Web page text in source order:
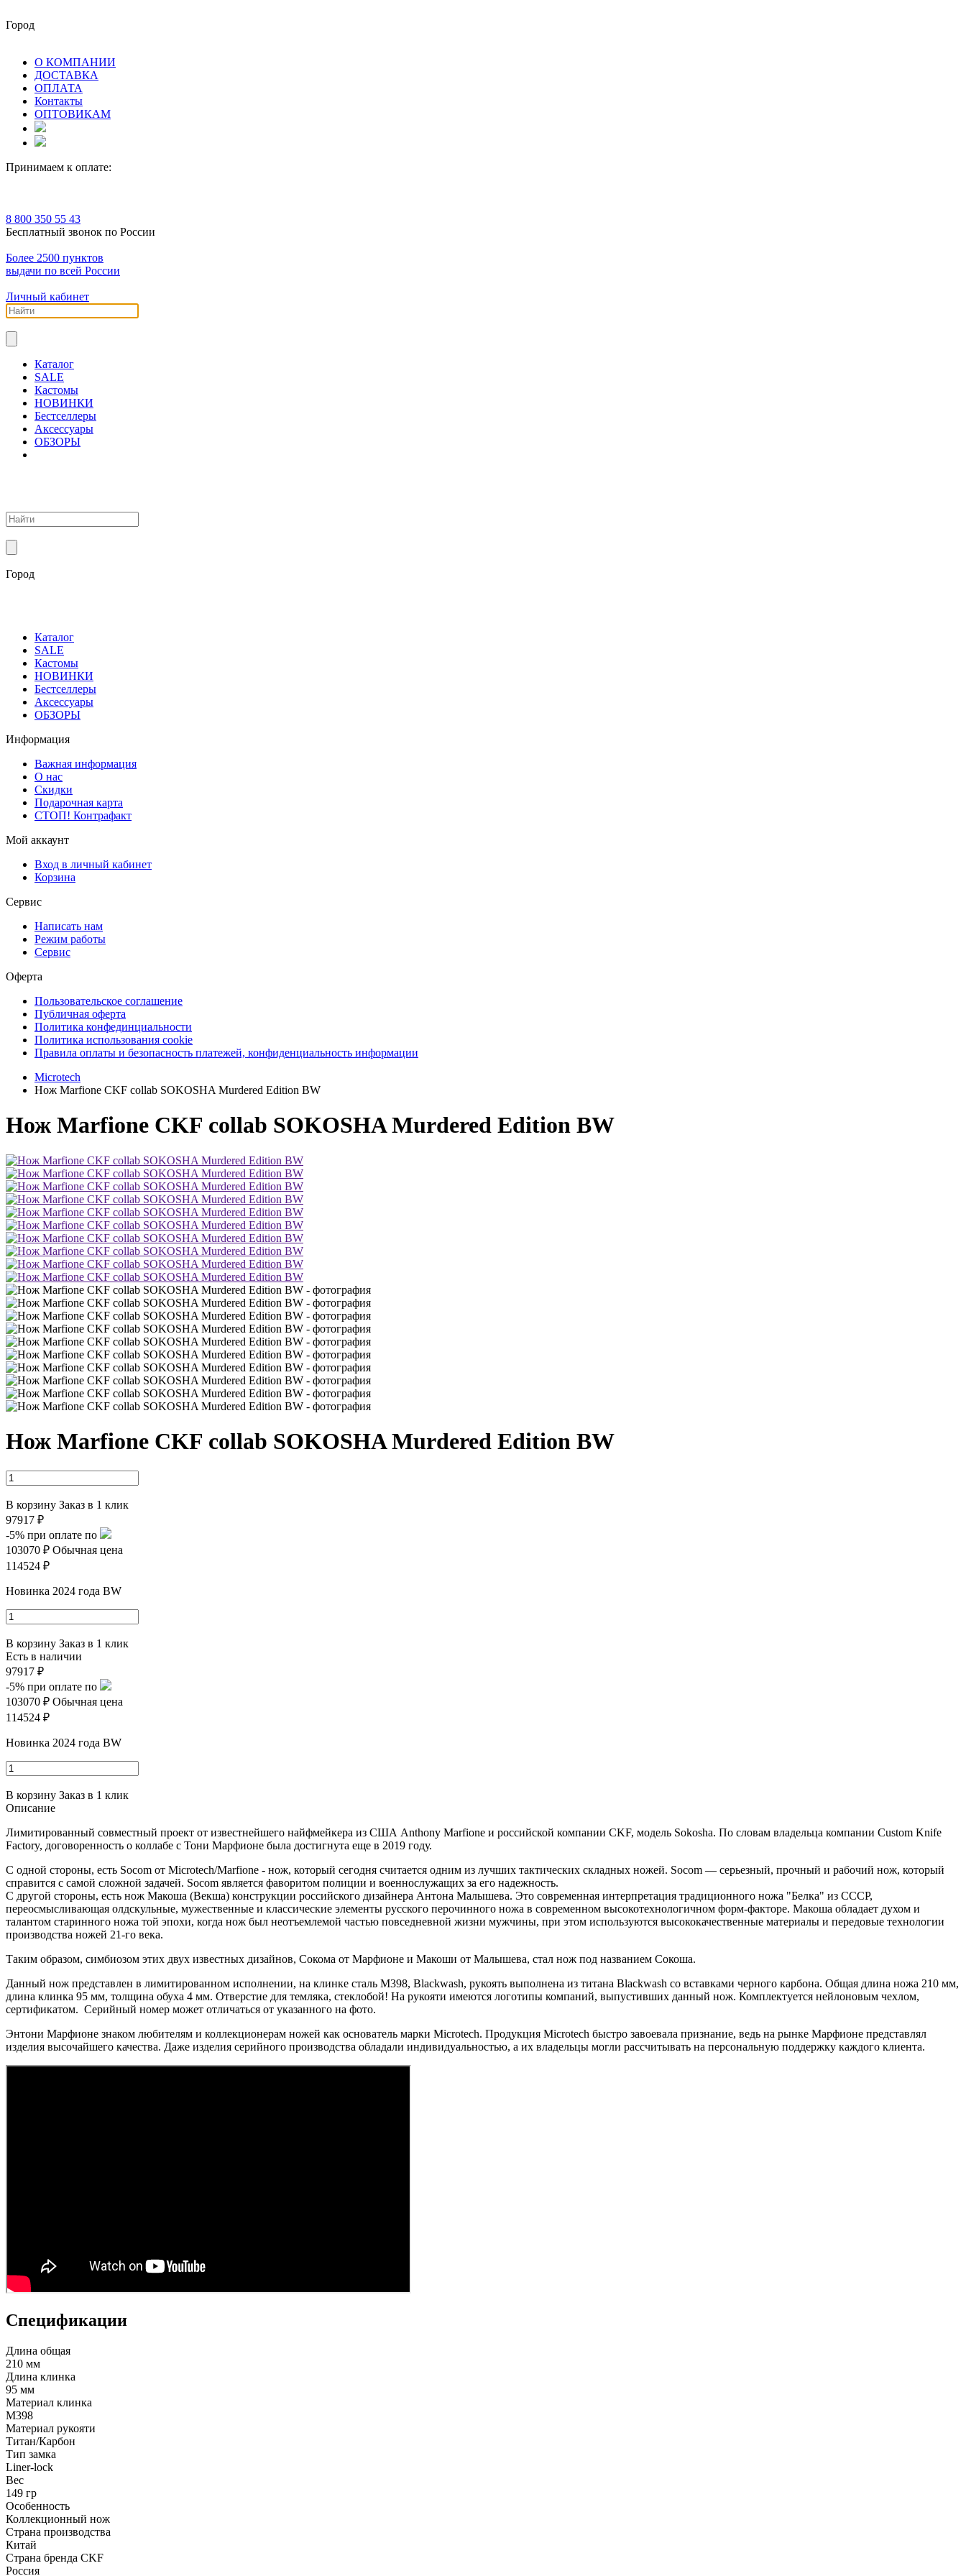
Город
О КОМПАНИИ
ДОСТАВКА
ОПЛАТА
Контакты
ОПТОВИКАМ
Принимаем к оплате:
8 800 350 55 43
Бесплатный звонок по России
Более 2500 пунктов
выдачи по всей России
Личный кабинет
Каталог
SALE
Кастомы
НОВИНКИ
Бестселлеры
Аксессуары
ОБЗОРЫ
Город
Каталог
SALE
Кастомы
НОВИНКИ
Бестселлеры
Аксессуары
ОБЗОРЫ
Информация
Важная информация
О нас
Скидки
Подарочная карта
СТОП! Контрафакт
Мой аккаунт
Вход в личный кабинет
Корзина
Сервис
Написать нам
Режим работы
Сервис
Оферта
Пользовательское соглашение
Публичная оферта
Политика конфединциальности
Политика использования cookie
Правила оплаты и безопасность платежей, конфиденциальность информации
Microtech
Нож Marfione CKF collab SOKOSHA Murdered Edition BW
Нож Marfione CKF collab SOKOSHA Murdered Edition BW
Нож Marfione CKF collab SOKOSHA Murdered Edition BW
В корзину Заказ в 1 клик
97917 ₽
-5% при оплате по
103070 ₽ Обычная цена
114524 ₽
Новинка 2024 года BW
В корзину Заказ в 1 клик
Есть в наличии
97917 ₽
-5% при оплате по
103070 ₽ Обычная цена
114524 ₽
Новинка 2024 года BW
В корзину Заказ в 1 клик
Описание
Лимитированный совместный проект от известнейшего найфмейкера из США Anthony Marfione и российской компании CKF, модель Sokosha. По словам владельца компании Custom Knife
Factory, договоренность о коллабе с Тони Марфионе была достигнута еще в 2019 году.
С одной стороны, есть Socom от Microtech/Marfione - нож, который сегодня считается одним из лучших тактических складных ножей. Socom — серьезный, прочный и рабочий нож, который
справится с самой сложной задачей. Socom является фаворитом полиции и военнослужащих за его надежность.
С другой стороны, есть нож Макоша (Векша) конструкции российского дизайнера Антона Малышева. Это современная интерпретация традиционного ножа "Белка" из СССР,
переосмысливающая олдскульные, мужественные и классические элементы русского перочинного ножа в современном высокотехнологичном форм-факторе. Макоша обладает духом и
талантом старинного ножа той эпохи, когда нож был неотъемлемой частью повседневной жизни мужчины, при этом используются высококачественные материалы и передовые технологии
производства ножей 21-го века.
Таким образом, симбиозом этих двух известных дизайнов, Сокома от Марфионе и Макоши от Малышева, стал нож под названием Сокоша.
Данный нож представлен в лимитированном исполнении, на клинке сталь M398, Blackwash, рукоять выполнена из титана Blackwash со вставками черного карбона. Общая длина ножа 210 мм,
длина клинка 95 мм, толщина обуха 4 мм. Отверстие для темляка, стеклобой! На рукояти имеются логотипы компаний, выпустивших данный нож. Комплектуется нейлоновым чехлом,
сертификатом. Серийный номер может отличаться от указанного на фото.
Энтони Марфионе знаком любителям и коллекционерам ножей как основатель марки Microtech. Продукция Microtech быстро завоевала признание, ведь на рынке Марфионе представлял
изделия высочайшего качества. Даже изделия серийного производства обладали индивидуальностью, а их владельцы могли рассчитывать на персональную поддержку каждого клиента.
Спецификации
Длина общая
210 мм
Длина клинка
95 мм
Материал клинка
M398
Материал рукояти
Титан/Карбон
Тип замка
Liner-lock
Вес
149 гр
Особенность
Коллекционный нож
Страна производства
Китай
Страна бренда CKF
Россия